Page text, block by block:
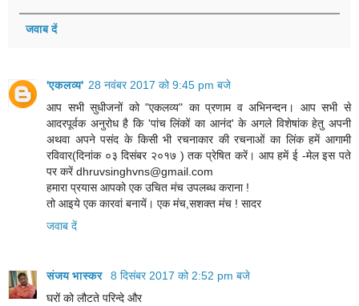
जवाब दें
'एकलव्य' 28 नवंबर 2017 को 9:45 pm बजे
आप सभी सुधीजनों को "एकलव्य" का प्रणाम व अभिनन्दन। आप सभी से
आदरपूर्वक अनुरोध है कि 'पांच लिंकों का आनंद' के अगले विशेषांक हेतु अपनी
अथवा अपने पसंद के किसी भी रचनाकार की रचनाओं का लिंक हमें आगामी
रविवार(दिनांक ०३ दिसंबर २०१७ ) तक प्रेषित करें। आप हमें ई -मेल इस पते
पर करें dhruvsinghvns@gmail.com
हमारा प्रयास आपको एक उचित मंच उपलब्ध कराना !
तो आइये एक कारवां बनायें। एक मंच,सशक्त मंच ! सादर
जवाब दें
संजय भास्‍कर
8 दिसंबर 2017 को 2:52 pm बजे
घरों को लौटते परिन्दे और